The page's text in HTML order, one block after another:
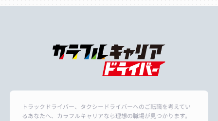
トラックドライバー、タクシードライバーへのご転職を考えてい
るあなたへ、カラフルキャリアなら理想の職場が見つかります。